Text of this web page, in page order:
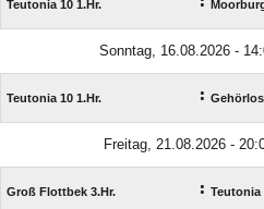
Teutonia 10 1.Hr.
Sonntag, 16.08.2026 -
Teutonia 10 1.Hr. :
Freitag, 21.08.2026 -
Groß Flottbek 3.Hr. : Teutonia